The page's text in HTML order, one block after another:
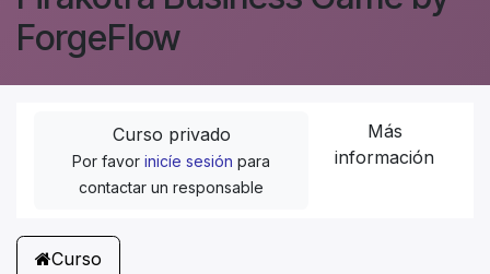
ForgeFlow
Curso privado
Por favor inicíe sesión para
contactar un responsable
Más
información
Curso